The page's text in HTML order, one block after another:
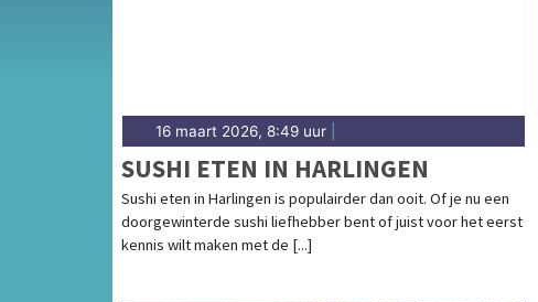
16 maart 2026, 8:49 uur
SUSHI ETEN IN HARLINGEN
Sushi eten in Harlingen is populairder dan ooit. Of je nu een
doorgewinterde sushi liefhebber bent of juist voor het eerst
kennis wilt maken met de [...]